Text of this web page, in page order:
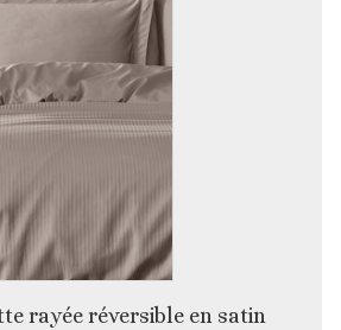
rayée réversible en satin